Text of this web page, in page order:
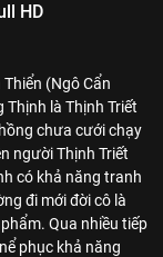
HD
(Ngô Cẩn
là Thịnh Triết
chưa cưới chạy
người Thịnh Triết
có khả năng tranh
đi mới đời cô là
Qua nhiều tiếp
phục khả năng